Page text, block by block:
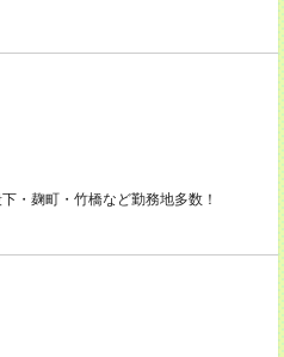
・麹町・竹橋など勤務地多数！